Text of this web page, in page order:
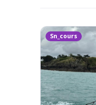
Sn_cours